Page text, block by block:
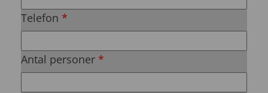
Telefon *
Antal personer *